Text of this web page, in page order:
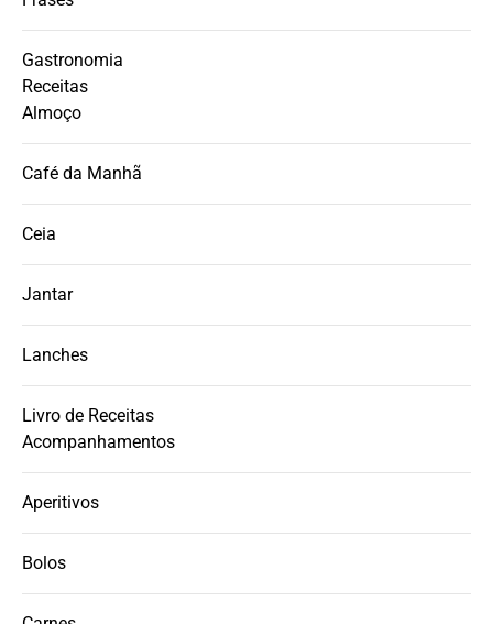
Gastronomia
Receitas
Almoço
Café da Manhã
Ceia
Jantar
Lanches
Livro de Receitas
Acompanhamentos
Aperitivos
Bolos